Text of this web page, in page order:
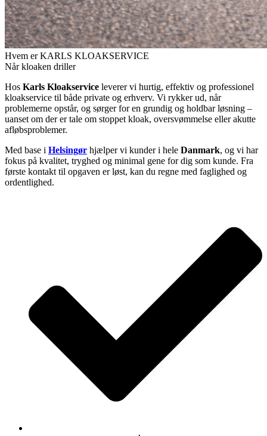
Hvem er KARLS KLOAKSERVICE
Når kloaken driller
Hos Karls Kloakservice leverer vi hurtig, effektiv og professionel
kloakservice til både private og erhverv. Vi rykker ud, når
problemerne opstår, og sørger for en grundig og holdbar løsning –
uanset om der er tale om stoppet kloak, oversvømmelse eller akutte
afløbsproblemer.
Med base i Helsingør hjælper vi kunder i hele Danmark, og vi har
fokus på kvalitet, tryghed og minimal gene for dig som kunde. Fra
første kontakt til opgaven er løst, kan du regne med faglighed og
ordentlighed.